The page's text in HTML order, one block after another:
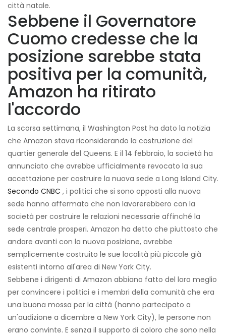
città natale.
Sebbene il Governatore
Cuomo credesse che la
posizione sarebbe stata
positiva per la comunità,
Amazon ha ritirato
l'accordo
La scorsa settimana, il Washington Post ha dato la notizia
che Amazon stava riconsiderando la costruzione del
quartier generale del Queens. E il 14 febbraio, la società ha
annunciato che avrebbe ufficialmente revocato la sua
accettazione per costruire la nuova sede a Long Island City.
Secondo CNBC , i politici che si sono opposti alla nuova
sede hanno affermato che non lavorerebbero con la
società per costruire le relazioni necessarie affinché la
sede centrale prosperi. Amazon ha detto che piuttosto che
andare avanti con la nuova posizione, avrebbe
semplicemente costruito le sue località più piccole già
esistenti intorno all'area di New York City.
Sebbene i dirigenti di Amazon abbiano fatto del loro meglio
per convincere i politici e i membri della comunità che era
una buona mossa per la città (hanno partecipato a
un'audizione a dicembre a New York City), le persone non
erano convinte. E senza il supporto di coloro che sono nella